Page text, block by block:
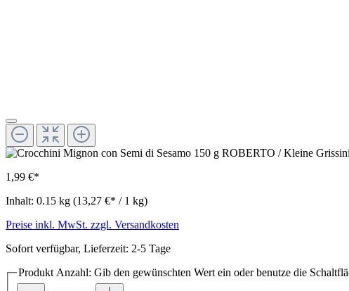
1,99 €*
Inhalt: 0.15 kg (13,27 €* / 1 kg)
Preise inkl. MwSt. zzgl. Versandkosten
Sofort verfügbar, Lieferzeit: 2-5 Tage
Produkt Anzahl: Gib den gewünschten Wert ein oder benutze die